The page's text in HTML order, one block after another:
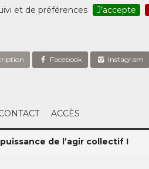
et de préférences J’accepte
Facebook Instagram
ACCÈS
de l’agir collectif !